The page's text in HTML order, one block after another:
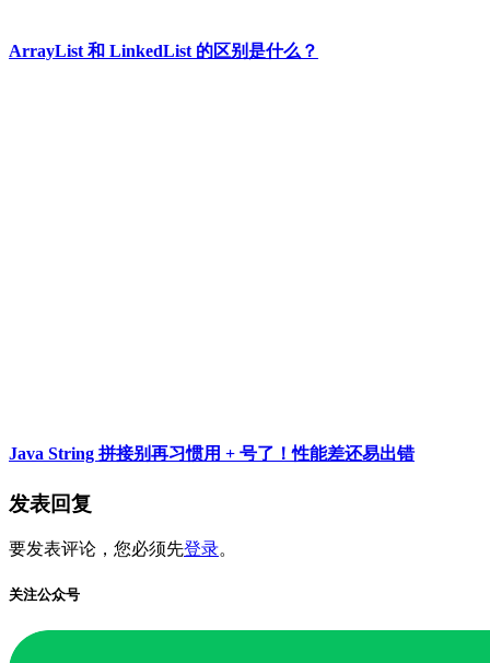
ArrayList 和 LinkedList 的区别是什么？
Java String 拼接别再习惯用 + 号了！性能差还易出错
发表回复
要发表评论，您必须先登录。
关注公众号